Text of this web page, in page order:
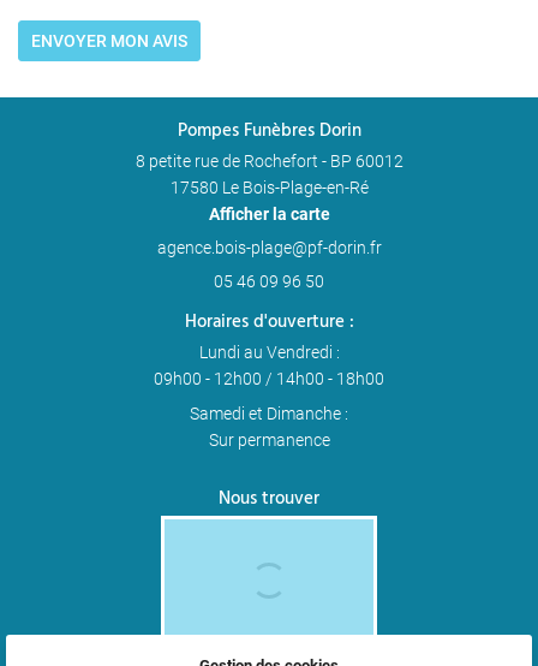
ENVOYER MON AVIS
Pompes Funèbres Dorin
8 petite rue de Rochefort - BP 60012
17580 Le Bois-Plage-en-Ré
Afficher la carte
05 46 09 96 50
Horaires d'ouverture :
Lundi au Vendredi :
09h00 - 12h00 / 14h00 - 18h00
Samedi et Dimanche :
Sur permanence
Nous trouver